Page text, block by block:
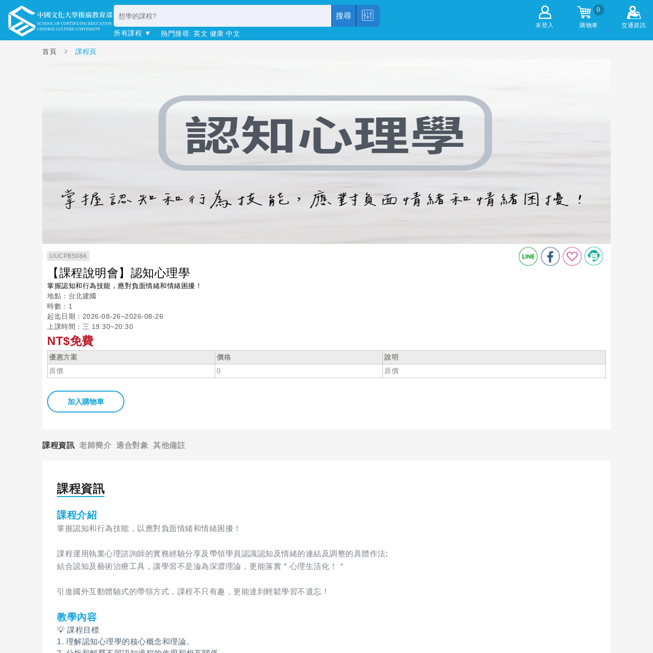
未登入
0
購物車 交通資訊
搜尋
所有課程 ▼ 熱門搜尋: 英文 健康 中文
首頁 課程頁
UUCPB508A
【課程說明會】認知心理學
掌握認知和行為技能，應對負面情緒和情緒困擾！
地點：台北建國
時數：1
起迄日期：2026-08-26~2026-08-26
上課時間：三 19:30~20:30
NT$免費
優惠方案 價格
說明
原價
0 原價
加入購物車
課程資訊 老師簡介 適合對象 其他備註
課程資訊
課程介紹
掌握認知和行為技能，以應對負面情緒和情緒困擾！
課程運用執業心理諮詢師的實務經驗分享及帶領學員認識認知及情緒的連結及調整的具體作法;
結合認知及藝術治療工具，讓學習不是淪為深澀理論，更能落實＂心理生活化！＂
引進國外互動體驗式的帶領方式，課程不只有趣，更能達到輕鬆學習不遺忘！
教學內容
💡 課程目標
1. 理解認知心理學的核心概念和理論。